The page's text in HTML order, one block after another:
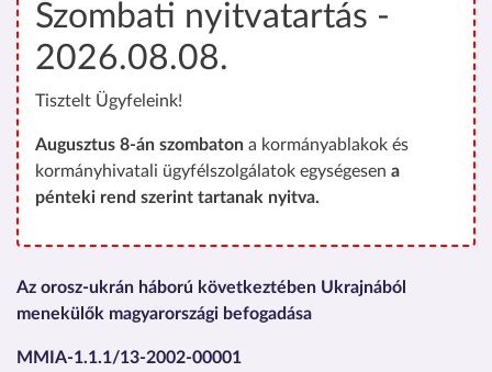
Szombati nyitvatartás -
2026.08.08.
Tisztelt Ügyfeleink!
Augusztus 8-án szombaton a kormányablakok és
kormányhivatali ügyfélszolgálatok egységesen a
pénteki rend szerint tartanak nyitva.
Az orosz-ukrán háború következtében Ukrajnából
menekülők magyarországi befogadása
MMIA-1.1.1/13-2002-00001